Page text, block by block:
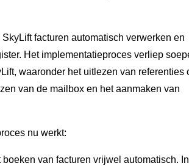
facturen automatisch verwerken en
Het implementatieproces verliep
waaronder het uitlezen van referenties
van de mailbox en het aanmaken van
nu werkt:
van facturen vrijwel automatisch.